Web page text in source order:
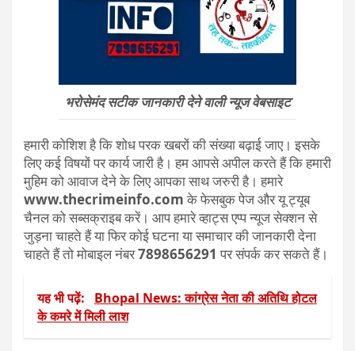
भरोसेमंद सटीक जानकारी देने वाली न्यूज वेबसाइट
हमारी कोशिश है कि शोध परक खबरों की संख्या बढ़ाई जाए। इसके
लिए कई विषयों पर कार्य जारी है। हम आपसे अपील करते हैं कि हमारी
मुहिम को आवाज देने के लिए आपका साथ जरुरी है। हमारे
www.thecrimeinfo.comके फेसबुक पेज और यू ट्यूब
चैनल को सब्सक्राइब करें। आप हमारे व्हाट्स एप्प न्यूज सेक्शन से
जुड़ना चाहते हैं या फिर कोई घटना या समाचार की जानकारी देना
चाहते हैं तो मोबाइल नंबर7898656291 पर संपर्क कर सकते हैं।
यह भी पढ़ें:
Bhopal News: कांग्रेस नेता की अतिथि होटल
के कमरे में मिली लाश